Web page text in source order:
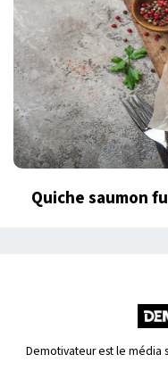
Quiche saumon
Demotivateur est le média